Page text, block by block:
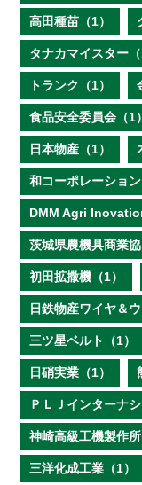
高田種苗（1）
タナカマイスター（
トランク（1）
食品安全委員会（1）
日本物産（1）
和コーポレーション
DMM Agri
茨城県農機具商業協
初田拡撒機（1）
日鉄物産ワイヤ＆
三ツ星ベルト（1）
日硝実業（1）
ＰＬＪインターナシ
神崎高級工機製作所
三洋化成工業（1）